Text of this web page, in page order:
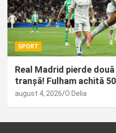
SPORT
Real Madrid pierde
tranșă! Fulham achită
august 4, 2026 O Delia